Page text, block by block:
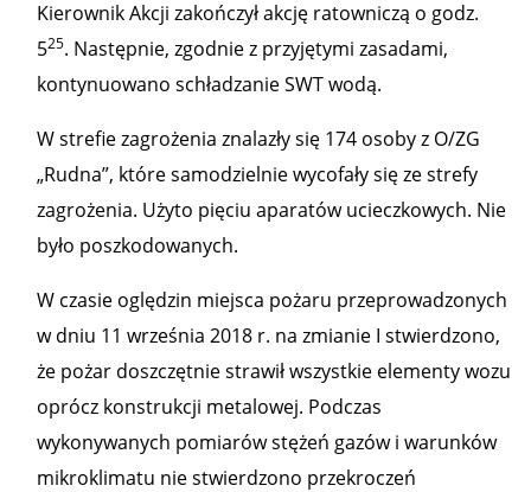
Kierownik Akcji zakończył akcję ratowniczą o godz.
525. Następnie, zgodnie z przyjętymi zasadami,
kontynuowano schładzanie SWT wodą.
W strefie zagrożenia znalazły się 174 osoby z O/ZG
„Rudna”, które samodzielnie wycofały się ze strefy
zagrożenia. Użyto pięciu aparatów ucieczkowych. Nie
było poszkodowanych.
W czasie oględzin miejsca pożaru przeprowadzonych
w dniu 11 września 2018 r. na zmianie I stwierdzono,
że pożar doszczętnie strawił wszystkie elementy wozu
oprócz konstrukcji metalowej. Podczas
wykonywanych pomiarów stężeń gazów i warunków
mikroklimatu nie stwierdzono przekroczeń